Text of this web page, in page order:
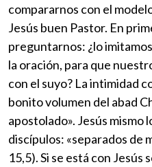
compararnos con el
Jesús buen Pastor. En
preguntarnos: ¿lo
la oración, para que
con el suyo? La intimidad
bonito volumen del abad
apostolado». Jesús mismo
discípulos: «separados de
15,5). Si se está con Jesús